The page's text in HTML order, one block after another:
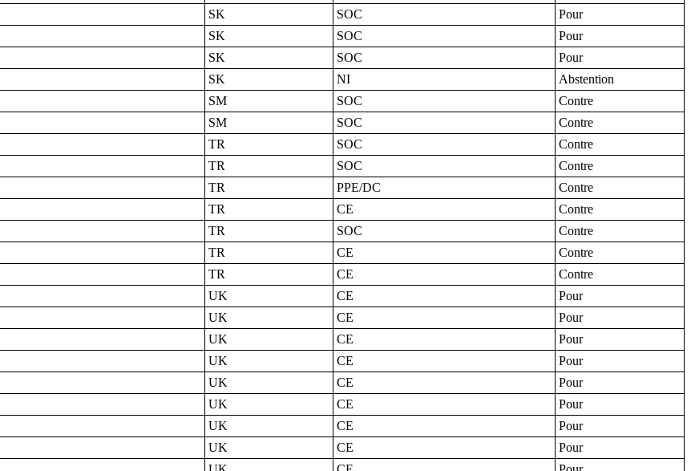
SK SOC
Pour
SK SOC
Pour
SK SOC
Pour
SK NI
Abstention
SM SOC
Contre
SM SOC
Contre
TR SOC
Contre
TR SOC
Contre
TR PPE/DC
Contre
TR CE
Contre
TR SOC
Contre
TR CE
Contre
TR CE
Contre
UK CE
Pour
UK CE
Pour
UK CE
Pour
UK CE
Pour
UK CE
Pour
UK CE
Pour
UK CE
Pour
UK CE
Pour